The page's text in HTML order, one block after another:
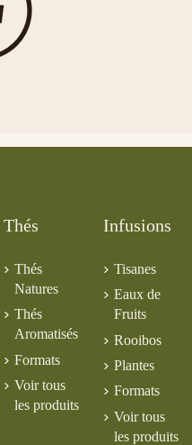
Gracinda noir
73%
Le Jardin de
Syracuse
Thés
Thés
Natures
Thés
Aromatisés
Formats
Voir tous
les produits
Infusions
Tisanes
Eaux de
Fruits
Rooibos
Plantes
Formats
Voir tous
les produits